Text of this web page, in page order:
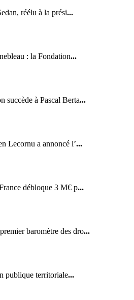
réélu à la prési...
: la Fondation...
succède à Pascal Berta...
Lecornu a annoncé l’...
débloque 3 M€ p...
baromètre des dro...
publique territoriale...